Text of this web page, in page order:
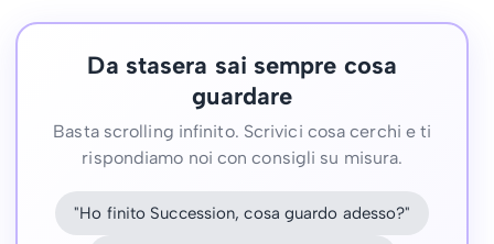
Da stasera sai sempre cosa
guardare
Basta scrolling infinito. Scrivici cosa cerchi e ti
rispondiamo noi con consigli su misura.
"Ho finito Succession, cosa guardo adesso?"